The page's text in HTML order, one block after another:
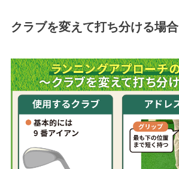
クラブを変えて打ち分ける場合